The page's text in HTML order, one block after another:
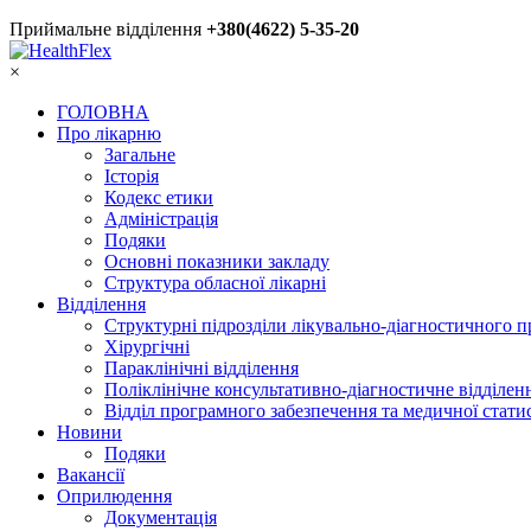
Приймальне відділення +380(4622) 5-35-20
×
ГОЛОВНА
Про лікарню
Загальне
Історія
Кодекс етики
Адміністрація
Подяки
Основні показники закладу
Структура обласної лікарні
Відділення
Структурні підрозділи лікувально-діагностичного
Хірургічні
Параклінічні відділення
Поліклінічне консультативно-діагностичне
Відділ програмного забезпечення та медичної
Новини
Подяки
Вакансії
Оприлюдення
Документація